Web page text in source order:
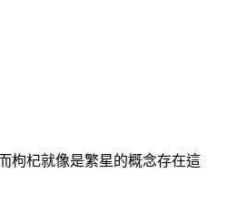
枸杞就像是繁星的概念存在這